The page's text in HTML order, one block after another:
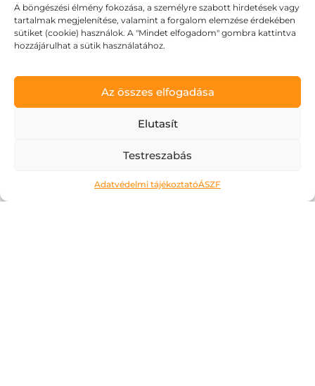
A böngészési élmény fokozása, a személyre szabott hirdetések vagy
tartalmak megjelenítése, valamint a forgalom elemzése érdekében
sütiket (cookie) használok. A "Mindet elfogadom" gombra kattintva
hozzájárulhat a sütik használatához.
Az összes elfogadása
Elutasít
Testreszabás
Adatvédelmi tájékoztatóÁSZF
Bogyók és gyémánt – rusztikus felületű ..
171 000 FT
MEGNÉZEM